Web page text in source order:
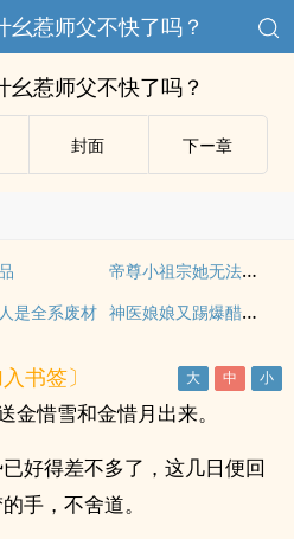
幺惹师父不快了吗？
幺惹师父不快了吗？
封面 下ー章
帝尊小祖宗她无法无天
是全系废材 神医娘娘又踢爆醋缸了
入书签〕
金惜雪和金惜月出来。
好得差不多了，这几日便回
手，不舍道。